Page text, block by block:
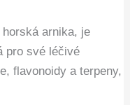
arnika, je
pro své léčivé
flavonoidy a terpeny,